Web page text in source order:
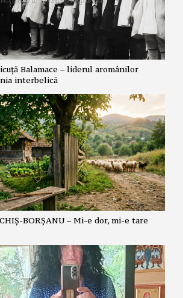
Balamace – liderul aromânilor
interbelică
BORȘANU – Mi-e dor, mi-e tare